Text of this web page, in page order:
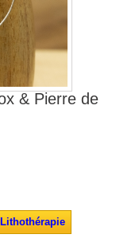
& Pierre de